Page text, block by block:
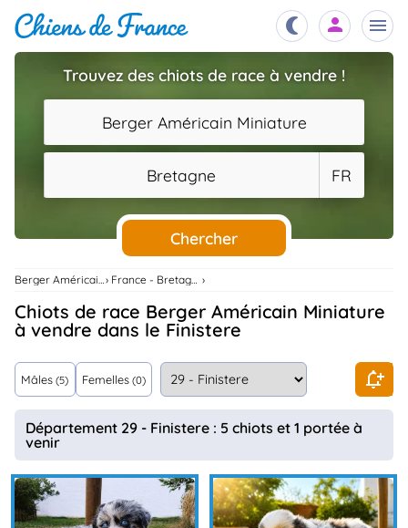
Chiots
Éleveurs
Étalons
Chiens
Services
..
Assurances
Connexion
Trouvez des chiots de race à vendre !
Berger Américain Miniature
Bretagne FR
Chercher
Berger Américain Miniature France - Bretagne
Chiots de race Berger Américain Miniature
à vendre dans le Finistere
Mâles (5) Femelles (0)
Département 29 - Finistere : 5 chiots et 1 portée à
venir